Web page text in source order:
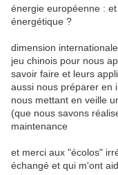
énergie européenne :
énergétique ?
dimension
jeu chinois pour nous
savoir faire et leurs
aussi nous préparer en
nous mettant en veille
(que nous savons
maintenance
et merci aux "écolos"
échangé et qui m'ont